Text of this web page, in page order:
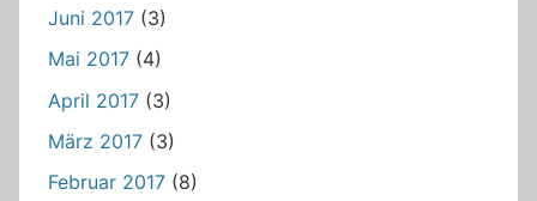
Juni 2017 (3)
Mai 2017 (4)
April 2017 (3)
März 2017 (3)
Februar 2017 (8)